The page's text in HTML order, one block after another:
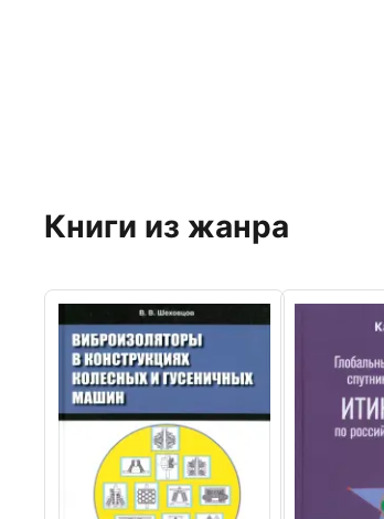
Книги из жанра